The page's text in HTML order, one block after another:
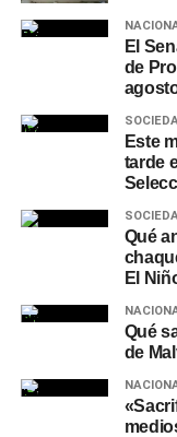
en el sitio.
El
de
Este
tarde
Qué
El
Qué
de